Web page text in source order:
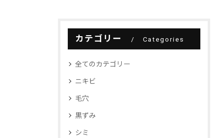
カテゴリー Categories
全てのカテゴリー
ニキビ
毛穴
黒ずみ
シミ